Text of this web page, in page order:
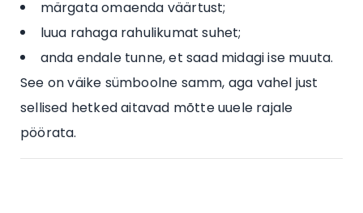
märgata omaenda väärtust;
luua rahaga rahulikumat suhet;
anda endale tunne, et saad midagi ise muuta.
See on väike sümboolne samm, aga vahel just
sellised hetked aitavad mõtte uuele rajale
pöörata.